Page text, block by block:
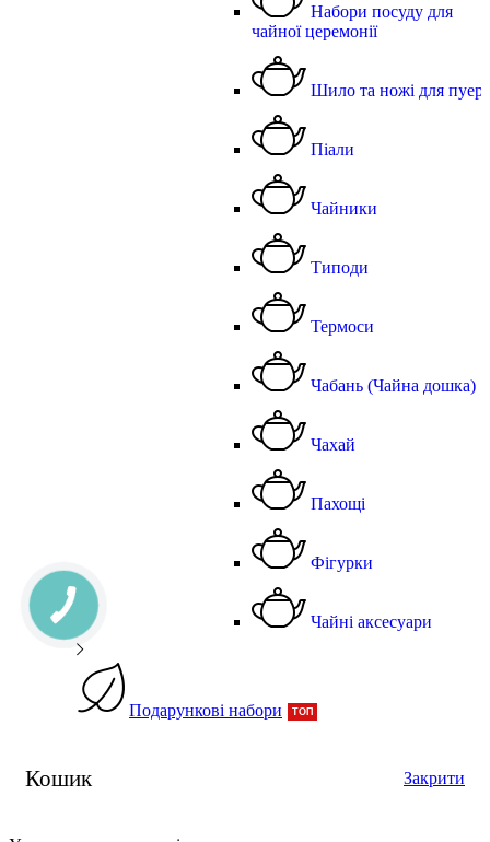
Набори посуду для
чайної церемонії
Шило та ножі для
Піали
Чайники
Типоди
Термоси
Чабань (Чайна дошка)
Чахай
Пахощі
Фігурки
Чайні аксесуари
Подарункові набори ТОП
Кошик Закрити